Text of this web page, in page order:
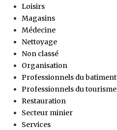
Loisirs
Magasins
Médecine
Nettoyage
Non classé
Organisation
Professionnels du batiment
Professionnels du tourisme
Restauration
Secteur minier
Services